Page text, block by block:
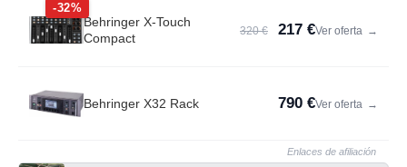
-32%
Behringer X-Touch
Compact
320 € 217 €Ver oferta →
Behringer X32 Rack 790 €Ver oferta →
Enlaces de afiliación